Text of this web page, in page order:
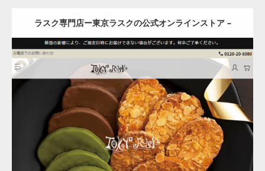
ラスク専門店ー東京ラスクの公式オンラインストア –
tokyorusk
Update:2024.05.14
Category:食料品
Detail Visit